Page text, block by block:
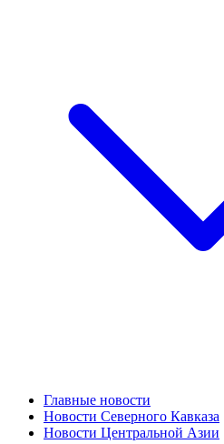
Главные новости
Новости Северного Кавказа
Новости Центральной Азии